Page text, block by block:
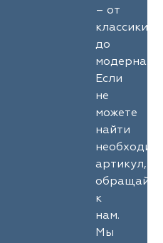
– от
классики
до
модерна.
Если
не
можете
найти
артикул,
к
нам.
Мы